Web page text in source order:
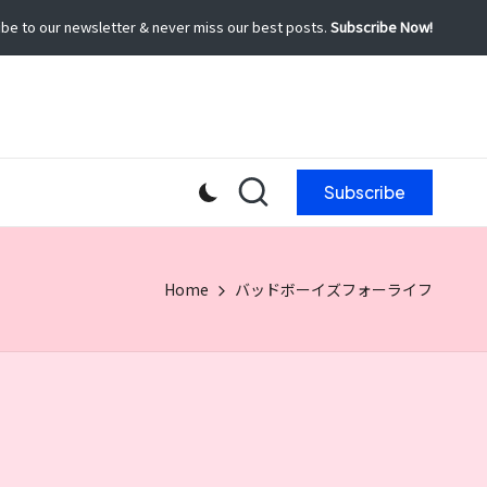
to our newsletter & never miss our best posts. Subscribe Now!
Subscribe
Home バッドボーイズフォーライフ